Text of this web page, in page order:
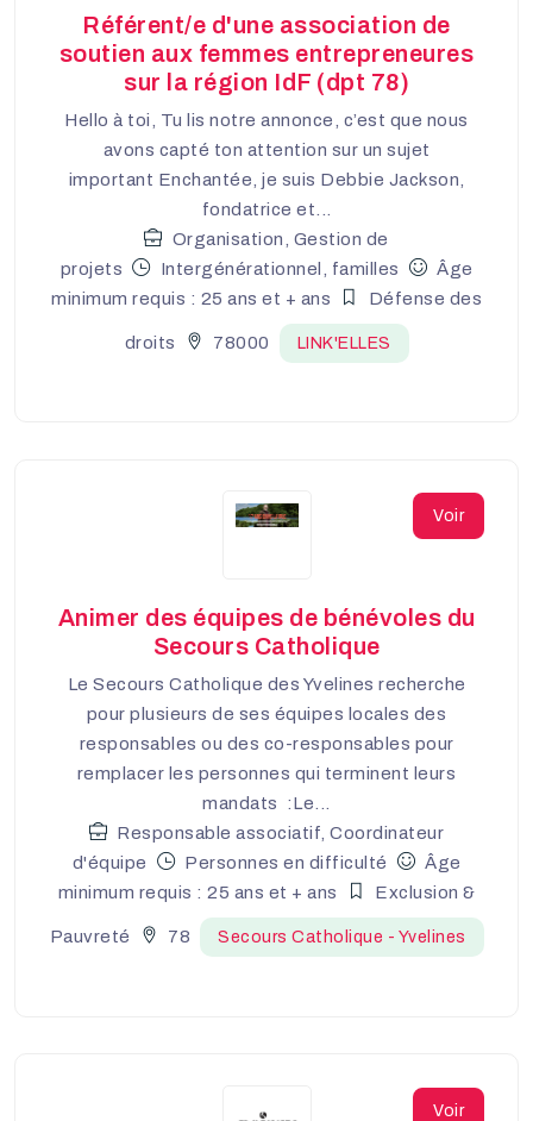
Référent/e d'une association de
soutien aux femmes entrepreneures
sur la région IdF (dpt 78)
Hello à toi, Tu lis notre annonce, c’est que nous
avons capté ton attention sur un sujet
important Enchantée, je suis Debbie Jackson,
fondatrice et...
Organisation, Gestion de
projets
Intergénérationnel, familles
Âge
minimum requis : 25 ans et + ans
Défense des
droits 78000 LINK'ELLES
Voir
Animer des équipes de bénévoles du
Secours Catholique
Le Secours Catholique des Yvelines recherche
pour plusieurs de ses équipes locales des
responsables ou des co-responsables pour
remplacer les personnes qui terminent leurs
mandats :Le...
Responsable associatif, Coordinateur
d'équipe
Personnes en difficulté
Âge
minimum requis : 25 ans et + ans
Exclusion &
Pauvreté 78 Secours Catholique - Yvelines
Voir